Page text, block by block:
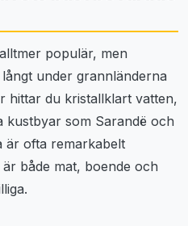
populär, men
under grannländerna
hittar du kristallklart vatten,
som Sarandë och
är ofta remarkabelt
både mat, boende och